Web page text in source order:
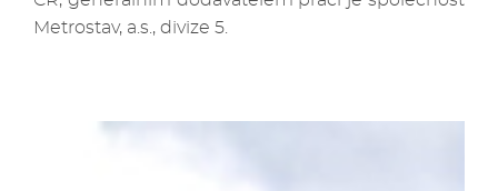
Metrostav, a.s., divize 5.